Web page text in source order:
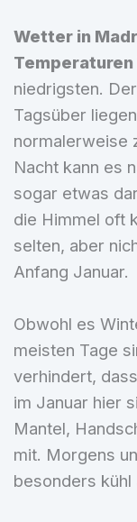
Wetter in
Temperaturen
niedrigsten.
Tagsüber
normalerweise
Nacht kann es
sogar etwas
die Himmel oft
selten, aber
Anfang Januar.
Obwohl es
meisten Tage
verhindert,
im Januar hier
Mantel,
mit. Morgens
besonders kühl